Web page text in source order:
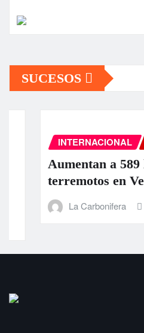
SUCESOS
INTERNACIONAL
Aumentan a 589 los
terremotos en
La Carbonifera Jun